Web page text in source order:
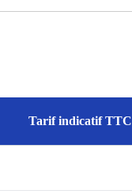
Tarif indicatif TTC